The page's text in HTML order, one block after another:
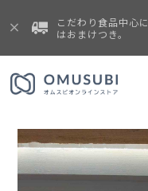
こだわり食品中心
はおまけつき。